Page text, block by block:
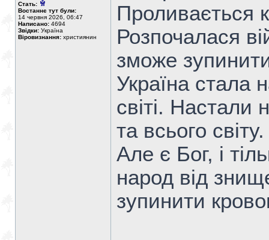
Стать:
Востаннє тут були:
14 червня 2026, 06:47
Написано: 4694
Звідки: Україна
Віровизнання: християнин
Проливається
Розпочалася
зможе
Україна стала
світі. Настали
та всього світу.
Але є Бог, і
народ від
зупинити